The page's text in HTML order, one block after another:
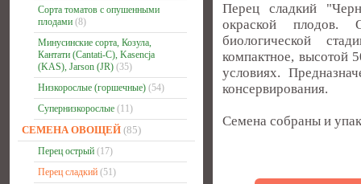
Сорта томатов с опушенными
плодами (8)
Минусинские сорта, Козула,
Кантати (Cantati-C), Kasencja
(KAS), Jarson (JR) (35)
Низкорослые (горшечные) (54)
Супернизкорослые (11)
СЕМЕНА ОВОЩЕЙ (85)
Перец острый (17)
Перец сладкий (51)
Перец сладкий
окраской плодов.
биологической
компактное, высотой
условиях.
консервирования.
Семена собраны и